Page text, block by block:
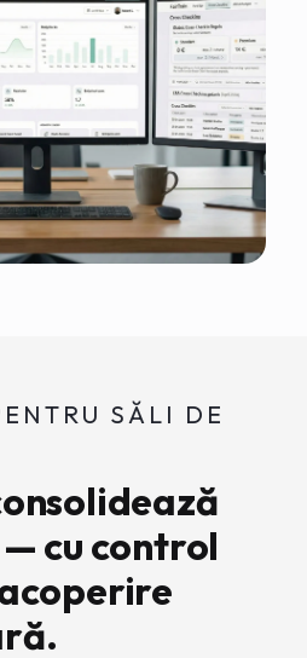
SĂLI DE
cu control